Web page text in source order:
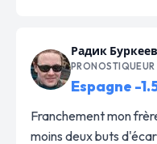
Радик Буркеев
PRONOSTIQUEUR
Espagne -
Franchement mon
moins deux buts